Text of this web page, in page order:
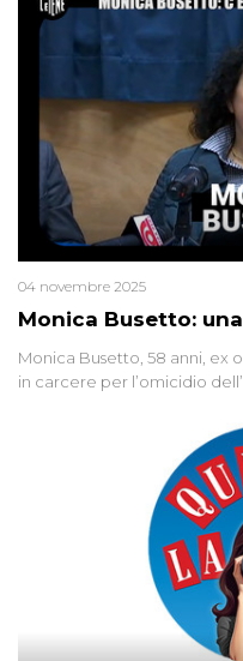
Monica Busetto:
04 novembre 2025
Monica Busetto, 58 anni, ex
in carcere per l’omicidio
minuscola su una collanina,
2015 un’altra donna
colpevoli per un solo